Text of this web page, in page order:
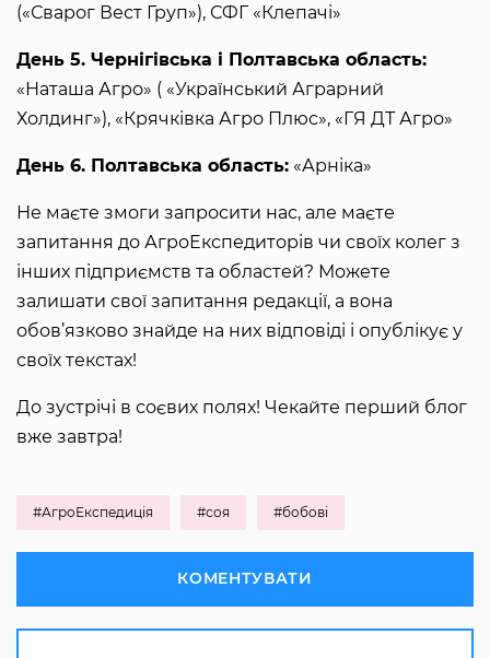
(«Сварог Вест Груп»), СФГ «Клепачі»
День 5. Чернігівська і Полтавська область:
«Наташа Агро» ( «Український Аграрний
Холдинг»), «Крячківка Агро Плюс», «ГЯ ДТ Агро»
День 6. Полтавська область: «Арніка»
Не маєте змоги запросити нас, але маєте
запитання до АгроЕкспедиторів чи своїх колег з
інших підприємств та областей? Можете
залишати свої запитання редакції, а вона
обов’язково знайде на них відповіді і опублікує у
своїх текстах!
До зустрічі в соєвих полях! Чекайте перший блог
вже завтра!
#АгроЕкспедиція #соя #бобові
КОМЕНТУВАТИ